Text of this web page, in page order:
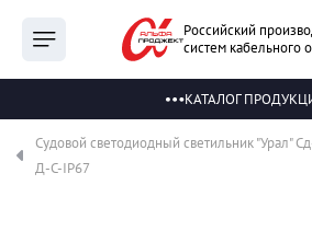
Российский
систем кабельного
КАТАЛОГ
Судовой светодиодный светильник "Урал"
Д-С-IP67